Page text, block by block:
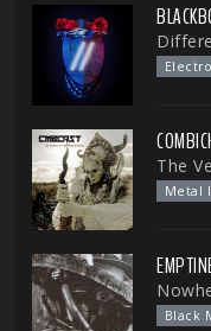
Electro
The
Metal
Black